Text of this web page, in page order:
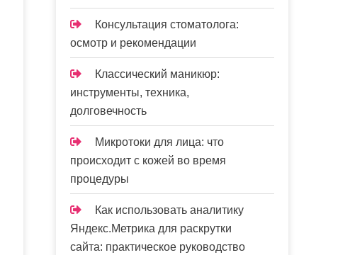
Консультация стоматолога:
осмотр и рекомендации
Классический маникюр:
инструменты, техника,
долговечность
Микротоки для лица: что
происходит с кожей во время
процедуры
Как использовать аналитику
Яндекс.Метрика для раскрутки
сайта: практическое руководство